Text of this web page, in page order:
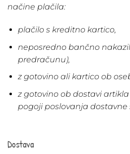
načine plačila:
plačilo s kreditno kartico,
neposredno bančno
predračunu),
z gotovino ali kartico ob
z gotovino ob dostavi
pogoji poslovanja dostavne
Dostava